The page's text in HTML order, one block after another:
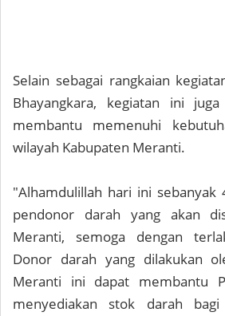
Selain sebagai rangkaian
Bhayangkara, kegiatan ini
membantu memenuhi
wilayah Kabupaten Meranti.
"Alhamdulillah hari ini sebanyak
pendonor darah yang akan
Meranti, semoga dengan
Donor darah yang dilakukan
Meranti ini dapat membantu
menyediakan stok darah